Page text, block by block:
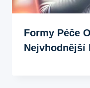
Formy Péče
Nejvhodnější